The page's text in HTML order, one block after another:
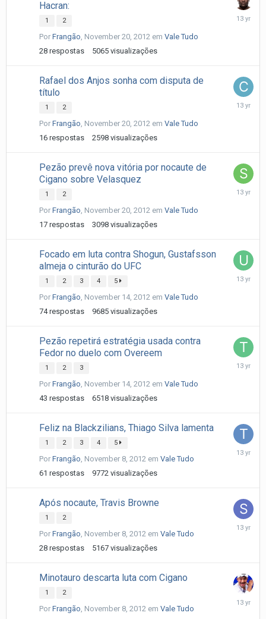
Hacran:
1 2
Por Frangão November 20, 2012 em Vale Tudo
28 respostas 5065 visualizações
Rafael dos Anjos sonha com disputa de
título
1 2
Por Frangão November 20, 2012 em Vale Tudo
16 respostas 2598 visualizações
Pezão prevê nova vitória por nocaute de
Cigano sobre Velasquez
1 2
Por Frangão November 20, 2012 em Vale Tudo
17 respostas 3098 visualizações
Focado em luta contra Shogun, Gustafsson
almeja o cinturão do UFC
1 2 3 4 5
Por Frangão November 14, 2012 em Vale Tudo
74 respostas 9685 visualizações
Pezão repetirá estratégia usada contra
Fedor no duelo com Overeem
1 2 3
Por Frangão November 14, 2012 em Vale Tudo
43 respostas 6518 visualizações
Feliz na Blackzilians, Thiago Silva lamenta
1 2 3 4 5
Por Frangão November 8, 2012 em Vale Tudo
61 respostas 9772 visualizações
Após nocaute, Travis Browne
1 2
Por Frangão November 8, 2012 em Vale Tudo
28 respostas 5167 visualizações
Minotauro descarta luta com Cigano
1 2
Por Frangão November 8, 2012 em Vale Tudo